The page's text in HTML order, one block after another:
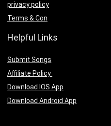
privacy policy
Terms & Con
Helpful Links
Submit Songs
Affiliate Policy
Download IOS App
Download Android App